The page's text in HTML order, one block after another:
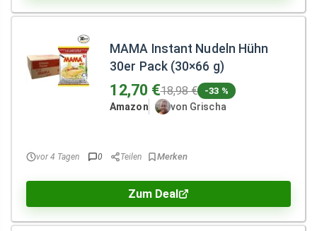
MAMA Instant Nudeln Hühn
30er Pack (30×66 g)
12,70 €18,98 € -33 %
Amazon von Grischa
vor 4 Tagen 0 Teilen
Zum Deal